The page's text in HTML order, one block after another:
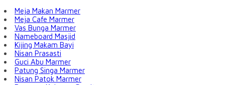
Meja Makan Marmer
Meja Cafe Marmer
Vas Bunga Marmer
Nameboard Masjid
Kijing Makam Bayi
Nisan Prasasti
Guci Abu Marmer
Patung Singa Marmer
Nisan Patok Marmer